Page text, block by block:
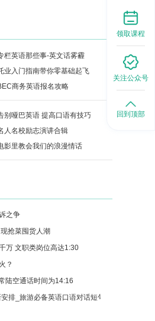
栏英语那些事-英文话雾霾
业入门指南带你零基础起飞
商务英语报名攻略
别哑巴英语 提高口语有技巧
人名校励志演讲合辑
影里教会我们的浪漫情话
之争
抢菜囤货人潮
万 文职类岗位高达1:30
？
陆空通话时间为14:16
排_旅游必备英语口语对话短句
领取课程
关注公众号
回到顶部